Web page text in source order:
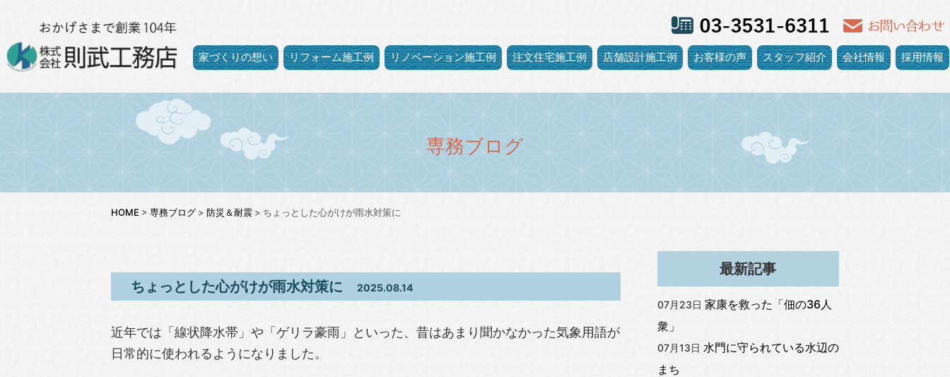
家づくりの想い リフォーム施工例 リノベーション施工例 注文住宅施工例 店舗設計施工例 お客様の声 スタッフ紹介 会社情報 採用情報
専務ブログ
HOME > 専務ブログ > 防災＆耐震 > ちょっとした心がけが雨水対策に
ちょっとした心がけが雨水対策に 2025.08.14
近年では「線状降水帯」や「ゲリラ豪雨」といった、昔はあまり聞かなかった気象用語が
日常的に使われるようになりました。
最新記事
07月23日 家康を救った「佃の36人
衆」
07月13日 水門に守られている水辺の
まち